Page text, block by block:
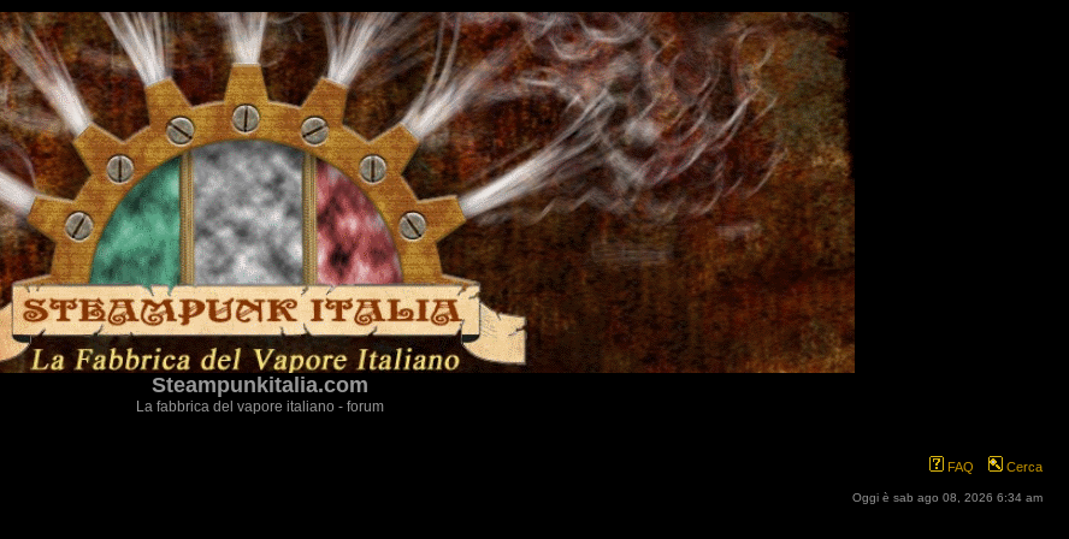
Steampunkitalia.com
La fabbrica del vapore italiano - forum
FAQ Cerca
Oggi è sab ago 08, 2026 6:34 am